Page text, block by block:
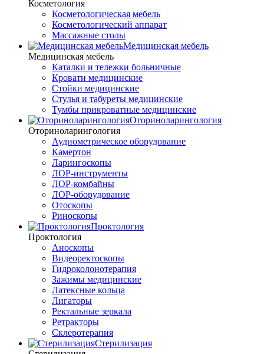
Косметология
Косметологическая мебель
Косметологический аппарат
Массажные столы
Медицинская мебель
Медицинская мебель
Каталки и тележки больничные
Кровати медицинские
Стойки медицинские
Стулья и табуреты медицинские
Тумбы прикроватные медицинские
Оториноларингология
Оториноларингология
Аудиометрическое оборудование
Камертон
Ларингоскопы
ЛОР-инструменты
ЛОР-комбайны
ЛОР-оборудование
Отоскопы
Риноскопы
Проктология
Проктология
Аноскопы
Видеоректоскопы
Гидроколонотерапия
Зажимы медицинские
Латексные кольца
Лигаторы
Ректальные зеркала
Ретракторы
Склеротерапия
Стерилизация